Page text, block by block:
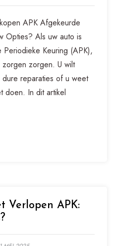
APK Afgekeurde
Opties? Als uw auto is
Keuring (APK),
zorgen. U wilt
dure reparaties of u weet
doen. In dit artikel
Verlopen APK: